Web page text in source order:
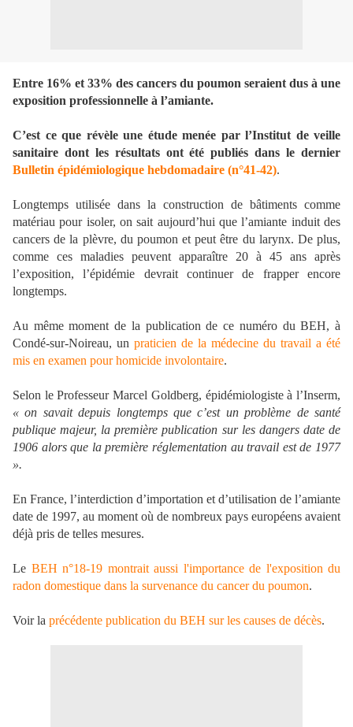
Entre 16% et 33% des cancers du poumon seraient dus à une
exposition professionnelle à l’amiante.
C’est ce que révèle une étude menée par l’Institut de veille
sanitaire dont les résultats ont été publiés dans le dernier
Bulletin épidémiologique hebdomadaire (n°41-42).
Longtemps utilisée dans la construction de bâtiments comme
matériau pour isoler, on sait aujourd’hui que l’amiante induit des
cancers de la plèvre, du poumon et peut être du larynx. De plus,
comme ces maladies peuvent apparaître 20 à 45 ans après
l’exposition, l’épidémie devrait continuer de frapper encore
longtemps.
Au même moment de la publication de ce numéro du BEH, à
Condé-sur-Noireau, un praticien de la médecine du travail a été
mis en examen pour homicide involontaire.
Selon le Professeur Marcel Goldberg, épidémiologiste à l’Inserm,
« on savait depuis longtemps que c’est un problème de santé
publique majeur, la première publication sur les dangers date de
1906 alors que la première réglementation au travail est de 1977
».
En France, l’interdiction d’importation et d’utilisation de l’amiante
date de 1997, au moment où de nombreux pays européens avaient
déjà pris de telles mesures.
Le BEH n°18-19 montrait aussi l'importance de l'exposition du
radon domestique dans la survenance du cancer du poumon.
Voir la précédente publication du BEH sur les causes de décès.